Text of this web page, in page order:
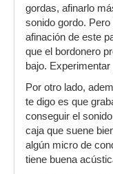
gordas, afinarlo
sonido gordo.
afinación de este
que el bordonero
bajo.
Por otro lado,
te digo es que
conseguir el
caja que suene
algún micro de
tiene buena